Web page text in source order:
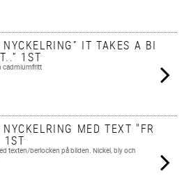
NYCKELRING” IT TAKES A BI
1ST
cadmiumfritt
NYCKELRING MED TEXT "FR
1ST
texten/berlocken på bilden. Nickel, bly och